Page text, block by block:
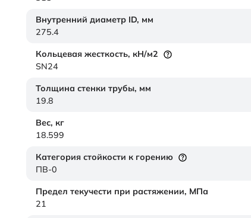
Внутренний диаметр ID, мм
275.4
Кольцевая жесткость, кН/м2
SN24
Толщина стенки трубы, мм
19.8
Вес, кг
18.599
Категория стойкости к горению
ПВ-0
Предел текучести при растяжении, МПа
21